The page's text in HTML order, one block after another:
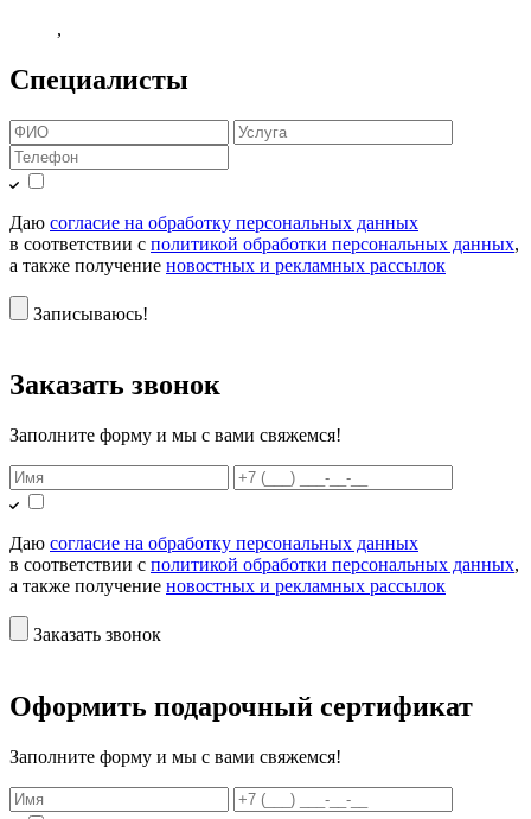
,
Специалисты
Даю согласие на обработку персональных данных
в соответствии с политикой обработки персональных данных,
а также получение новостных и рекламных рассылок
Записываюсь!
Заказать звонок
Заполните форму и мы с вами свяжемся!
Даю согласие на обработку персональных данных
в соответствии с политикой обработки персональных данных,
а также получение новостных и рекламных рассылок
Заказать звонок
Оформить подарочный сертификат
Заполните форму и мы с вами свяжемся!